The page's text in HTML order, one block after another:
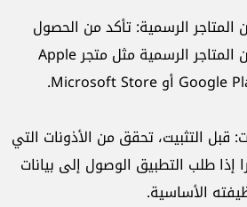
المتاجر الرسمية: تأكد من الحصول
على التطبيقات حصريا من المتاجر الرسمية مثل متجر Apple
قبل التثبيت، تحقق من الأذونات التي
إذا طلب التطبيق الوصول إلى بيانات
الأساسية.